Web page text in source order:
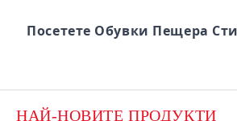
Посетете Обувки Пещера
НАЙ-НОВИТЕ ПРОДУКТИ